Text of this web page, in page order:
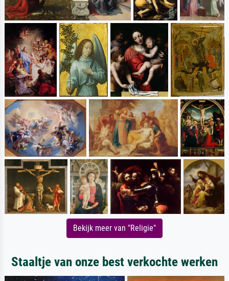
Bekijk meer van "Religie"
Staaltje van onze best verkochte werken